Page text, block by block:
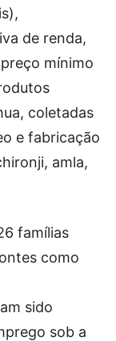
de renda,
mínimo
coletadas
e fabricação
amla,
famílias
como
sido
sob a